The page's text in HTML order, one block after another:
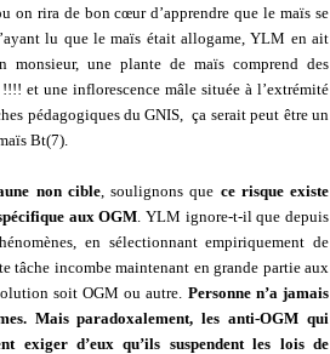
on rira de bon cœur d’apprendre que le maïs se
lu que le maïs était allogame, YLM en ait
monsieur, une plante de maïs comprend des
et une inflorescence mâle située à l’extrémité
pédagogiques du GNIS, ça serait peut être un
Bt(7).
non cible, soulignons que ce risque existe
aux OGM. YLM ignore-t-il que depuis
en sélectionnant empiriquement de
tâche incombe maintenant en grande partie aux
soit OGM ou autre. Personne n’a jamais
Mais paradoxalement, les anti-OGM qui
exiger d’eux qu’ils suspendent les lois de